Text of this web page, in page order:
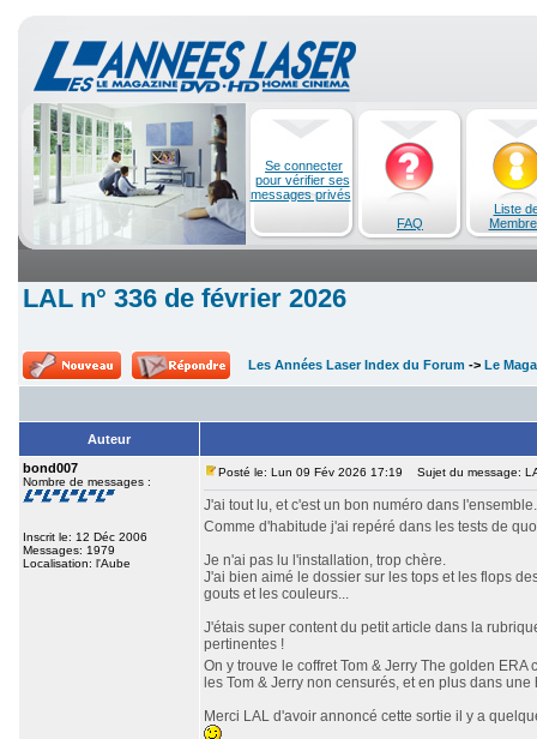
Se connecter
pour vérifier ses
messages privés
FAQ
Liste
LAL n° 336 de février 2026
Les Années Laser Index du Forum -> Le
Auteur
bond007
Nombre de messages :
Inscrit le: 12 Déc 2006
Messages: 1979
Localisation: l'Aube
Posté le: Lun 09 Fév 2026 17:19 Sujet du message:
J'ai tout lu, et c'est un bon numéro dans l'ensemble.
Comme d'habitude j'ai repéré dans les tests de
Je n'ai pas lu l'installation, trop chère.
J'ai bien aimé le dossier sur les tops et les flops
gouts et les couleurs...
J'étais super content du petit article dans la
pertinentes !
On y trouve le coffret Tom & Jerry The golden
les Tom & Jerry non censurés, et en plus dans
Merci LAL d'avoir annoncé cette sortie il y a